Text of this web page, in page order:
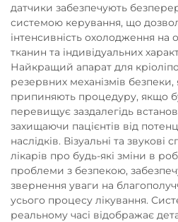
датчики забезпечують
системою керування, що
інтенсивність охолодження на
тканин та індивідуальних
Найкращий апарат для
резервних механізмів безпеки,
припиняють процедуру, якщо
перевищує заздалегідь
захищаючи пацієнтів від
наслідків. Візуальні та
лікарів про будь-які зміни в
проблеми з безпекою,
звернення уваги на
усього процесу лікування.
реальному часі відображає